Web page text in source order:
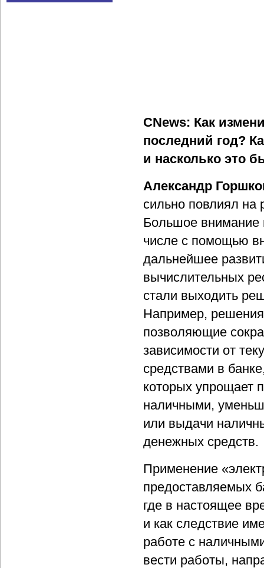
CNews: Как
последний год?
и насколько это
Александр
сильно повлиял на
Большое внимание
числе с помощью
дальнейшее
вычислительных
стали выходить
Например,
позволяющие
зависимости от
средствами в
которых упрощает
наличными,
или выдачи
денежных средств.
Применение
предоставляемых
где в настоящее
и как следствие
работе с
вести работы,